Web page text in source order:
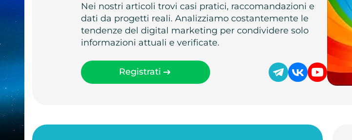
Nei nostri articoli trovi casi pratici, raccomandazioni e
dati da progetti reali. Analizziamo costantemente le
tendenze del digital marketing per condividere solo
informazioni attuali e verificate.
Registrati